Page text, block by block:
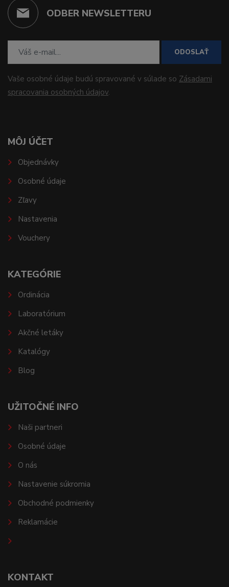
ODBER NEWSLETTERU
ODOSLAŤ
Vaše osobné údaje budú spravované v súlade so Zásadami
spracovania osobných údajov.
KONTAKT
MÔJ ÚČET
Objednávky
Osobné údaje
Zľavy
Nastavenia
Vouchery
KATEGÓRIE
Ordinácia
Laboratórium
Akčné letáky
Katalógy
Blog
UŽITOČNÉ INFO
Naši partneri
Osobné údaje
O nás
Nastavenie súkromia
Obchodné podmienky
Reklamácie